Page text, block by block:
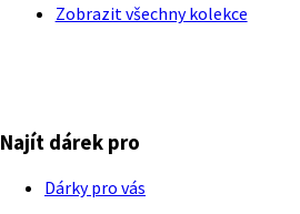
Zobrazit všechny kolekce
Najít dárek pro
Dárky pro vás